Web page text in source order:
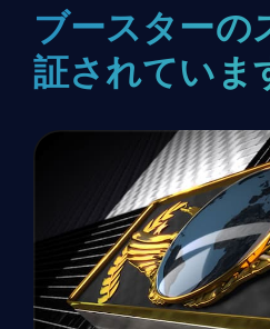
ブースターの
証されていま